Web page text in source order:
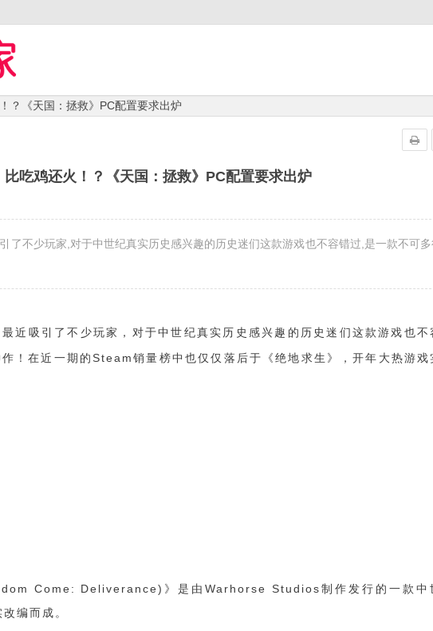
？《天国：拯救》PC配置要求出炉
比吃鸡还火！？《天国：拯救》PC配置要求出炉
了不少玩家,对于中世纪真实历史感兴趣的历史迷们这款游戏也不容错过,是一款不可
近吸引了不少玩家，对于中世纪真实历史感兴趣的历史迷们这款游戏也不
！在近一期的Steam销量榜中也仅仅落后于
《绝地求生 》
，开年大热游戏
Come: Deliverance)》是由Warhorse Studios制作发行的一款中
编而成。